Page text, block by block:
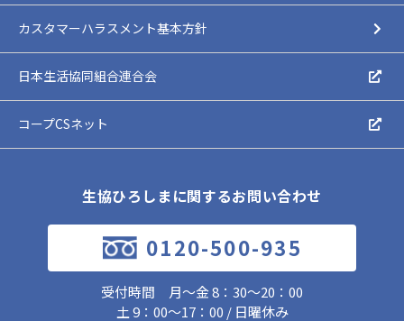
カスタマーハラスメント基本方針
日本生活協同組合連合会
コープCSネット
生協ひろしまに関するお問い合わせ
0120-500-935
受付時間 月～金 8：30～20：00
土 9：00～17：00 / 日曜休み